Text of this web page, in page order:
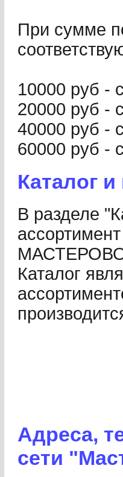
При сумме
10000 руб -
20000 руб -
40000 руб -
60000 руб -
Каталог
В разделе
Каталог
Адреса,
сети